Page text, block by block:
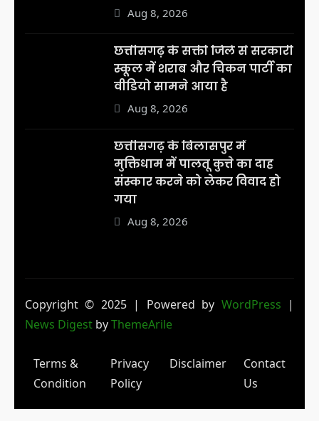
Aug 8, 2026
छत्तीसगढ़ के सक्ती जिले से सरकारी
स्कूल में शराब और चिकन पार्टी का
वीडियो सामने आया है
Aug 8, 2026
छत्तीसगढ़ के बिलासपुर में
मुक्तिधाम में पालतू कुत्ते का दाह
संस्कार करने को लेकर विवाद हो
गया
Aug 8, 2026
Copyright © 2025 | Powered by WordPress |
News Digest byThemeArile
Terms &
Condition
Privacy
Policy
Disclaimer
Contact
Us